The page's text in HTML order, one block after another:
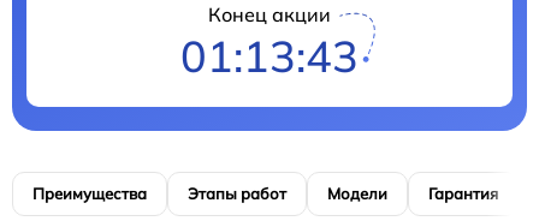
Конец акции
01:13:42
Преимущества Этапы работ Модели Гарантия